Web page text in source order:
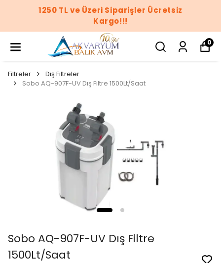
1250 TL ve Üzeri Siparişler Ücretsiz
Kargo!!!
0
Filtreler
Dış Filtreler
Sobo AQ-907F-UV Dış Filtre 1500Lt/Saat
Sobo AQ-907F-UV Dış Filtre
1500Lt/Saat